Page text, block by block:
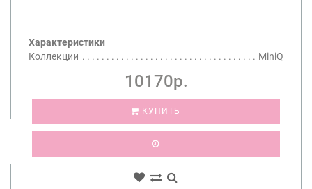
Характеристики
Коллекции
MiniQ
10170р.
КУПИТЬ